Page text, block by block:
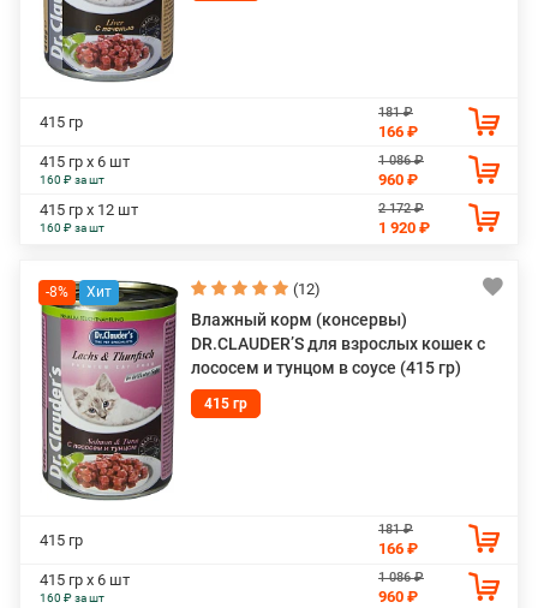
415 гр
181 ₽
166 ₽
415 гр х 6 шт
160 ₽ за шт
1 086 ₽
960 ₽
415 гр х 12 шт
160 ₽ за шт
2 172 ₽
1 920 ₽
-8% (12)
Влажный корм (консервы)
DR.CLAUDER’S для взрослых кошек с
лососем и тунцом в соусе (415 гр)
415 гр
415 гр
181 ₽
166 ₽
415 гр х 6 шт
160 ₽ за шт
1 086 ₽
960 ₽